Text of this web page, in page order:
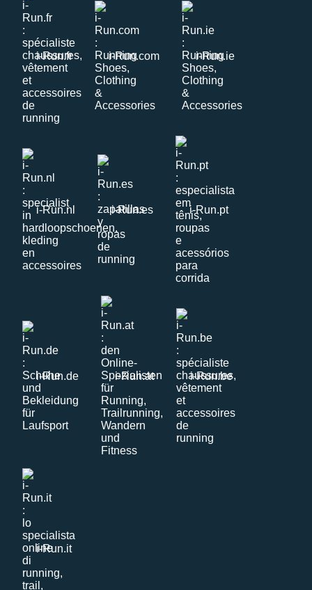
i-Run.fr i-Run.com i-Run.ie
i-Run.nl i-Run.es i-Run.pt
i-Run.de i-Run.at i-Run.be
i-Run.it